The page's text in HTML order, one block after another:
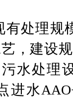
处理规
，建设
水处理
进水